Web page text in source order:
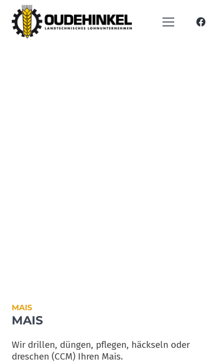
MAIS
MAIS
Wir drillen, düngen, pflegen, häckseln oder
dreschen (CCM) Ihren Mais.